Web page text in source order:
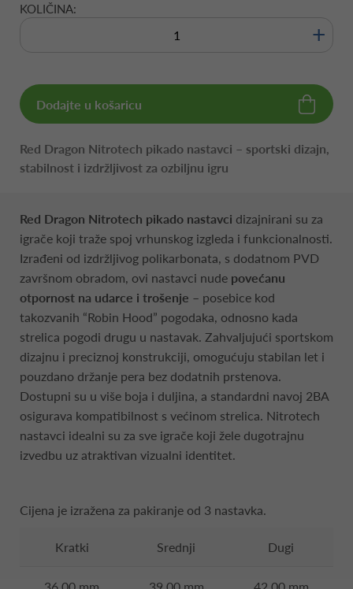
KOLIČINA:
+
Dodajte u košaricu
Red Dragon Nitrotech pikado nastavci – sportski dizajn,
stabilnost i izdržljivost za ozbiljnu igru
Red Dragon Nitrotech pikado nastavci dizajnirani su za
igrače koji traže spoj vrhunskog izgleda i funkcionalnosti.
Izrađeni od izdržljivog polikarbonata, s dodatnom PVD
završnom obradom, ovi nastavci nude povećanu
otpornost na udarce i trošenje – posebice kod
takozvanih “Robin Hood” pogodaka, odnosno kada
strelica pogodi drugu u nastavak. Zahvaljujući sportskom
dizajnu i preciznoj konstrukciji, omogućuju stabilan let i
pouzdano držanje pera bez dodatnih prstenova.
Dostupni su u više boja i duljina, a standardni navoj 2BA
osigurava kompatibilnost s većinom strelica. Nitrotech
nastavci idealni su za sve igrače koji žele dugotrajnu
izvedbu uz atraktivan vizualni identitet.
Cijena je izražena za pakiranje od 3 nastavka.
Kratki Srednji Dugi